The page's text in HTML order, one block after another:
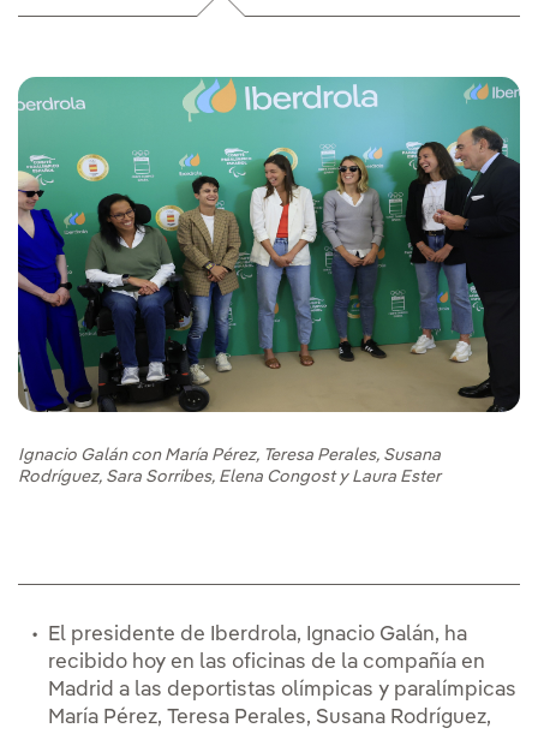
Ignacio Galán con María Pérez, Teresa Perales, Susana
Rodríguez, Sara Sorribes, Elena Congost y Laura Ester
El presidente de Iberdrola, Ignacio Galán, ha
recibido hoy en las oficinas de la compañía en
Madrid a las deportistas olímpicas y paralímpicas
María Pérez, Teresa Perales, Susana Rodríguez,